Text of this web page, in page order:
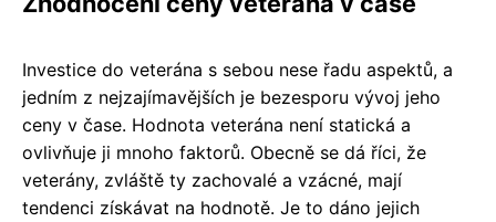
Investice do veterána s sebou nese řadu aspektů, a
jedním z nejzajímavějších je bezesporu vývoj jeho
ceny v čase. Hodnota veterána není statická a
ovlivňuje ji mnoho faktorů. Obecně se dá říci, že
veterány, zvláště ty zachovalé a vzácné, mají
tendenci získávat na hodnotě. Je to dáno jejich